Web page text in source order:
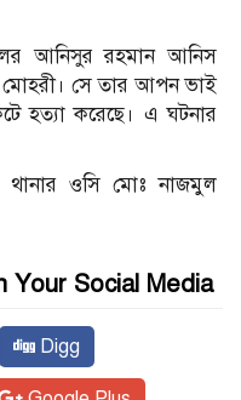
আনিসুর রহমান আনিস
সে তার আপন ভাই
হত্যা করেছে। এ ঘটনার
থানার ওসি মোঃ নাজমুল
Your Social Media
Digg